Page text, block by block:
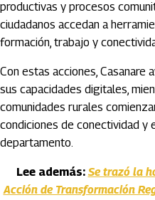
productivas y procesos
ciudadanos accedan a
formación, trabajo y
Con estas acciones, Casanare
sus capacidades digitales,
comunidades rurales
condiciones de conectividad y
departamento.
Lee además: Se trazó la
Acción de Transformación